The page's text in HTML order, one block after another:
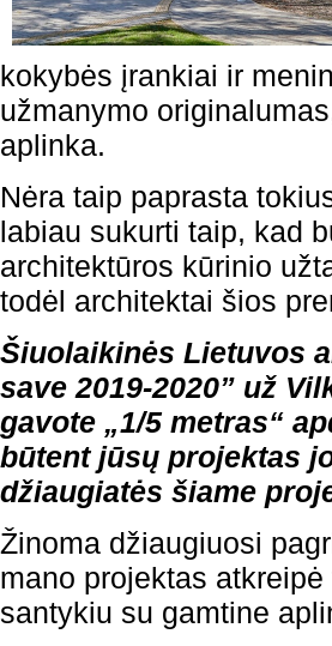
kokybės įrankiai ir
užmanymo
aplinka.
Nėra taip paprasta
labiau sukurti taip, kad
architektūros kūrinio
todėl architektai šios
Šiuolaikinės Lietuvos
save 2019-2020” už
gavote „1/5 metras“
būtent jūsų projektas
džiaugiatės šiame
Žinoma džiaugiuosi
mano projektas
santykiu su gamtine